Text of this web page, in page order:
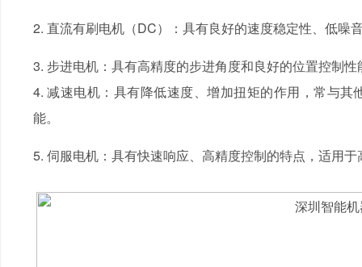
2. 直流有刷电机（DC）：具有良好的速度稳定性、低噪
3. 步进电机：具有高精度的步进角度和良好的位置控制
4. 减速电机：具有降低速度、增加扭矩的作用，常与
能。
5. 伺服电机：具有快速响应、高精度控制的特点，适用